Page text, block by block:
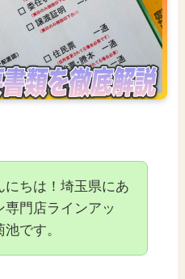
にちは！埼玉県にあ
専門店ラインアッ
です。